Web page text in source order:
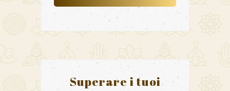
Superare i tuoi